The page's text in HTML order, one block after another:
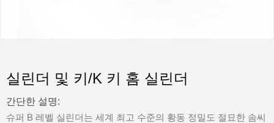
실린더 및 키/K 키 홈 실린더
간단한 설명:
슈퍼 B 레벨 실린더는 세계 최고 수준의 황동 정밀도 절묘한 솜씨